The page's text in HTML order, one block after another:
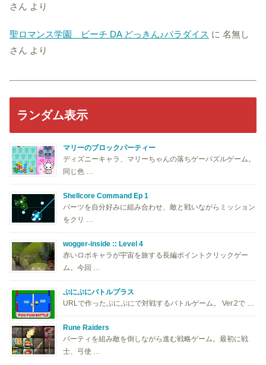
さん より
聖ロマンス学園 ビーチ DA どっきん♪パラダイス に 名無し
さん より
ランダム表示
マリーのブロックパーティー
ディズニーキャラ、マリーちゃんの落ちゲーパズルゲーム。
同じ色 …
Shellcore Command Ep 1
パーツを自分好みに組み合わせ、敵と戦いながらミッション
をクリ …
wogger-inside :: Level 4
赤いロボキャラが宇宙を旅する長編ポイントクリックゲー
ム。今回 …
ぷにぷにバトルプラス
URLで作ったぷにぷにで対戦するバトルゲーム。 Ver.2で …
Rune Raiders
パーティを組み敵を倒しながら進む戦略ゲーム。最初に戦
士、弓使 …